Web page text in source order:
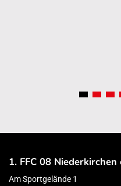
1. FFC 08 Niederkirchen
Am Sportgelände 1